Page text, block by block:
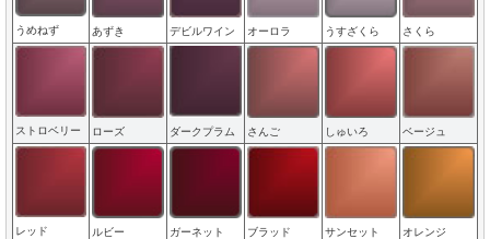
うめねず あずき デビルワイン オーロラ うすざくら さくら
ストロベリー ローズ ダークプラム さんご しゅいろ ベージュ
レッド ルビー ガーネット ブラッド サンセット オレンジ